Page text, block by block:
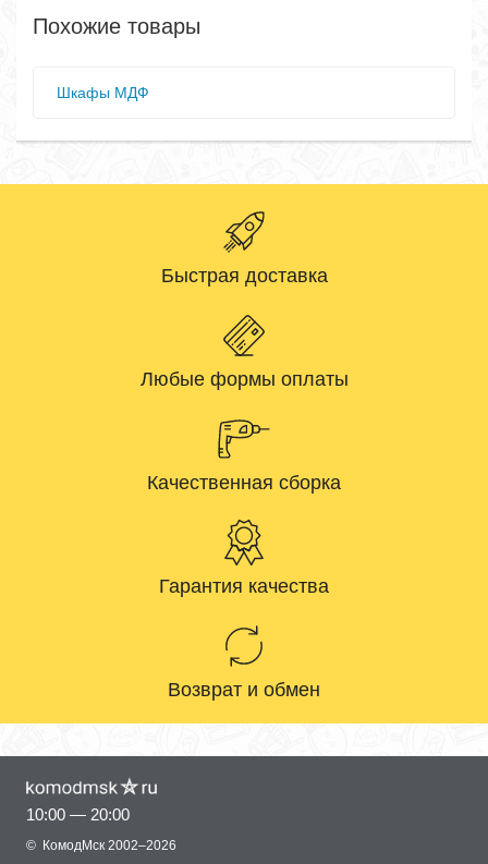
Похожие товары
Шкафы МДФ
Быстрая доставка
Любые формы оплаты
Качественная сборка
Гарантия качества
Возврат и обмен
10:00 — 20:00
© КомодМск 2002–2026